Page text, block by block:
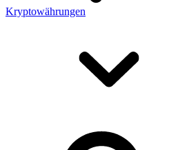
Kryptowährungen